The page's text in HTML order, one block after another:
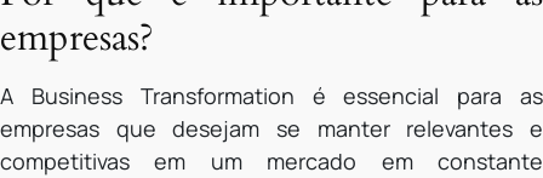
empresas?
A Business Transformation é essencial para as
empresas que desejam se manter relevantes e
competitivas em um mercado em constante